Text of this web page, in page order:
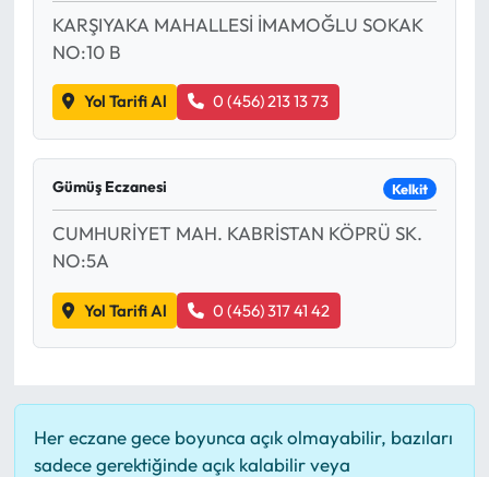
KARŞIYAKA MAHALLESİ İMAMOĞLU SOKAK
NO:10 B
Yol Tarifi Al 0 (456) 213 13 73
Gümüş Eczanesi Kelkit
CUMHURİYET MAH. KABRİSTAN KÖPRÜ SK.
NO:5A
Yol Tarifi Al 0 (456) 317 41 42
Her eczane gece boyunca açık olmayabilir, bazıları
sadece gerektiğinde açık kalabilir veya
Resmi Reklam
Siyaset
Spor
Sungurlu Haberleri
Turizm
Uğurludağ Haberleri
Yaşam
Yayla Haber